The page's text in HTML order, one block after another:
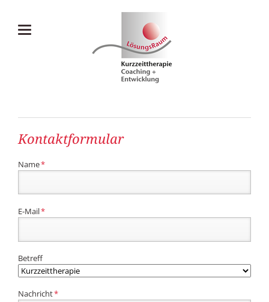
Kontaktformular
Pflichtfeld
Name*
Pflichtfeld
E-Mail*
Betreff
Pflichtfeld
Nachricht*